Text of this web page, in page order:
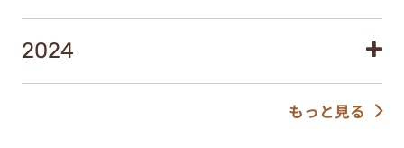
2024
もっと見る